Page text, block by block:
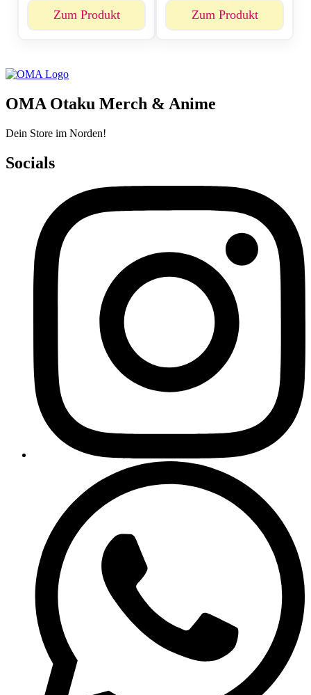
Zum Produkt Zum Produkt
OMA Otaku Merch & Anime
Dein Store im Norden!
Socials